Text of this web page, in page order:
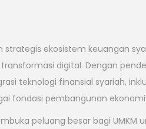
strategis ekosistem keuangan
transformasi digital. Dengan
teknologi finansial syariah,
fondasi pembangunan
peluang besar bagi UMKM